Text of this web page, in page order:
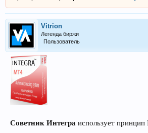
Vitrion
Легенда биржи
Пользователь
Советник Интегра использует